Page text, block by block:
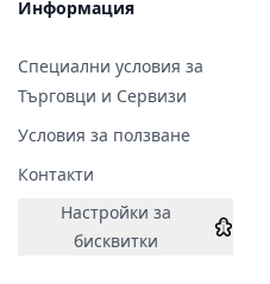
Информация
Специални условия за
Търговци и Сервизи
Условия за ползване
Контакти
Настройки за
бисквитки